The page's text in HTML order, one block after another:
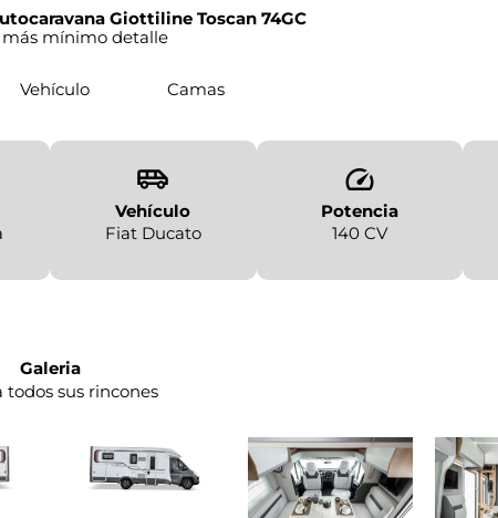
Giottiline Toscan 74GC
más mínimo detalle
Vehículo Camas
Vehículo
Fiat Ducato
Potencia
140 CV
Galeria
todos sus rincones